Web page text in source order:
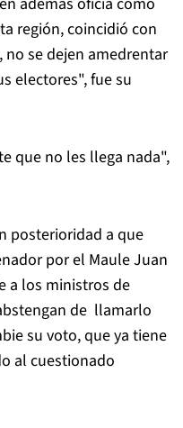
región, coincidió con
se dejen amedrentar
electores", fue su
que no les llega nada",
posterioridad a que
por el Maule Juan
a los ministros de
de llamarlo
su voto, que ya tiene
al cuestionado